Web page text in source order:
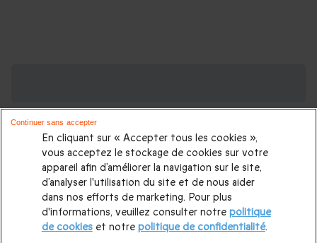
Cadeau anniversaire femme
Coffret cadeau Noël|Cadeau Noël femme|Cadeau Noël
homme|Idée cadeau Femme|Idée cadeau Homme
Cadeau Couple |Cadeaux Fête des Mères |Cadeaux Fête
des Pères|Cadeaux Saint Valentin|Cadeaux Saint Valentin
En cliquant sur « Accepter tous les cookies »,
vous acceptez le stockage de cookies sur votre
appareil afin d’améliorer la navigation sur le site,
d’analyser l'utilisation du site et de nous aider
dans nos efforts de marketing. Pour plus
d'informations, veuillez consulter notre politique
de cookieset notre politique de confidentialité.
Continuer sans accepter